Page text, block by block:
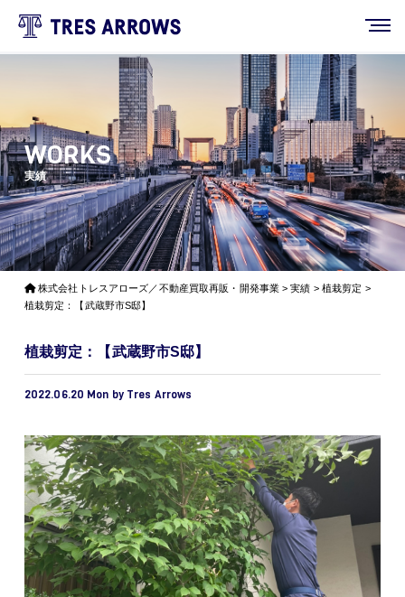
WORKS
実績
株式会社トレスアローズ／不動産買取再販・開発事業 >実績 > 植栽剪定 >
植栽剪定：【武蔵野市S邸】
植栽剪定：【武蔵野市S邸】
2022.06.20 Mon by Tres Arrows